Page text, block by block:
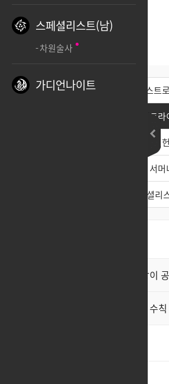
스페셜리스트(남)
차원술사
가디언나이트
전사(남) 디스트
스트
데빌
서머
스페셜리
클래스 스킬 영상이
직업게시판 이용 수칙